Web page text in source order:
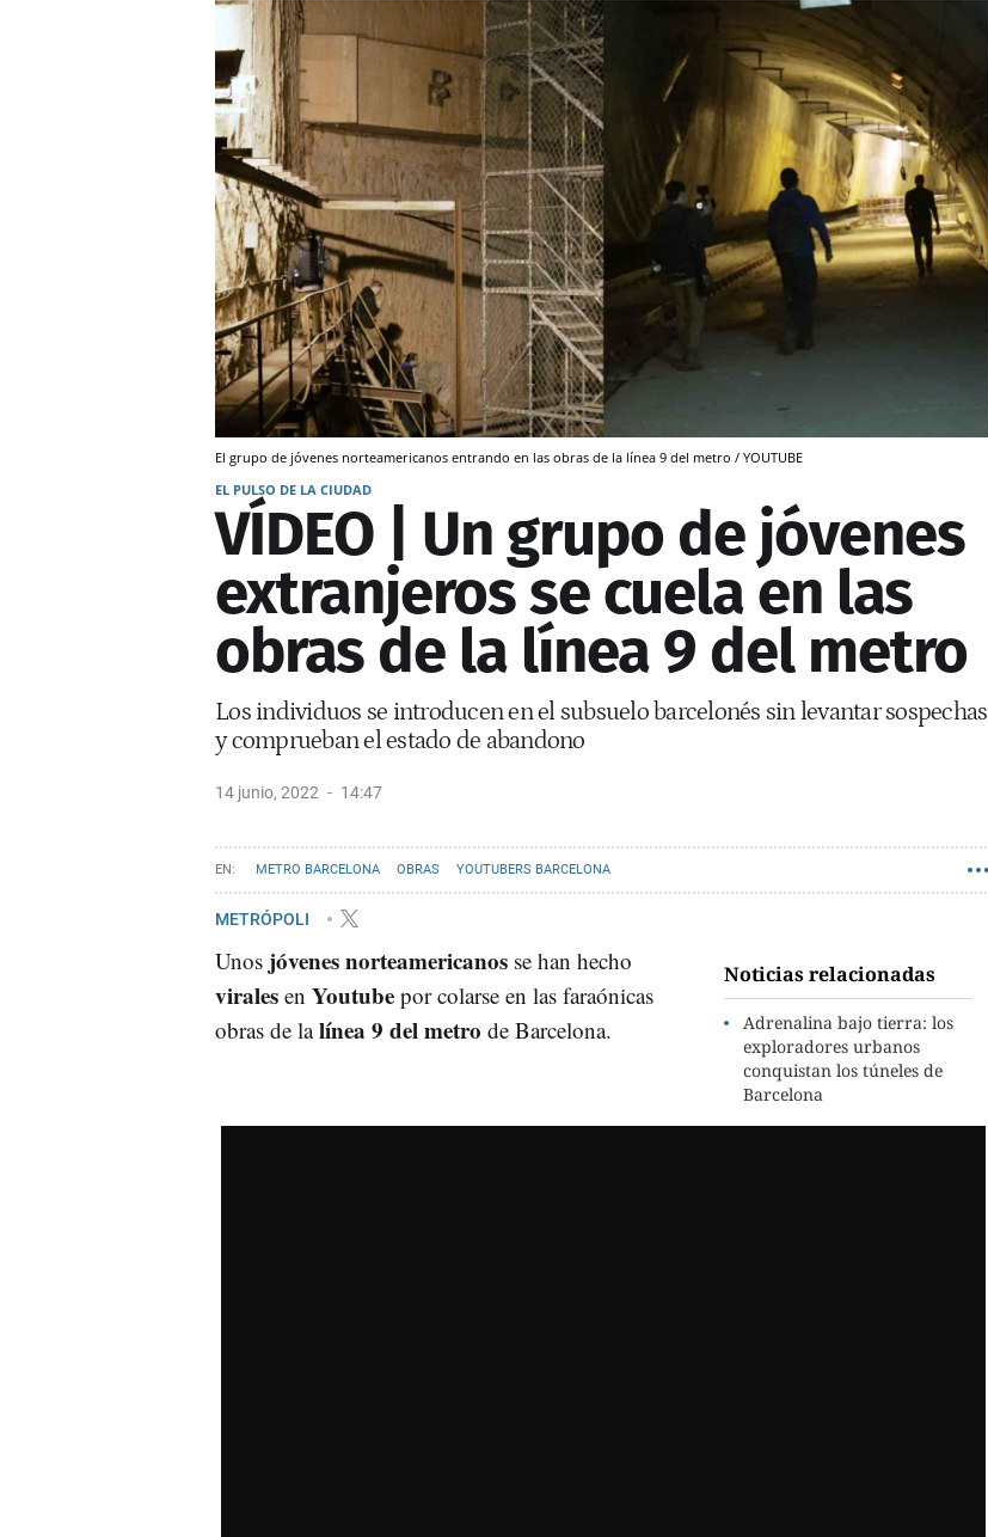
El grupo de jóvenes norteamericanos entrando en las obras de la línea 9 del metro / YOUTUBE
EL PULSO DE LA CIUDAD
VÍDEO | Un grupo de jóvenes
extranjeros se cuela en las
obras de la línea 9 del metro
Los individuos se introducen en el subsuelo barcelonés sin levantar sospechas
y comprueban el estado de abandono
14 junio, 2022 14:47
METRO BARCELONA OBRAS YOUTUBERS BARCELONA
METRÓPOLI
Noticias relacionadas
Adrenalina bajo tierra: los
exploradores urbanos
conquistan los túneles de
Barcelona
Unos jóvenes norteamericanos se han hecho
virales en Youtube por colarse en las faraónicas
obras de lalínea 9 del metro de Barcelona.